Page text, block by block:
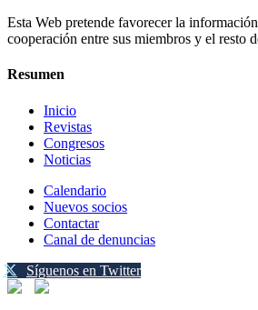
Esta Web pretende favorecer la
cooperación entre sus miembros y el resto
Resumen
Inicio
Revistas
Congresos
Noticias
Calendario
Nuevos socios
Contactar
Canal de denuncias
Síguenos en Twitter